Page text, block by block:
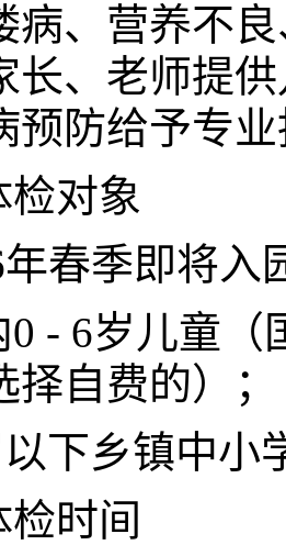
病、营养不
长、老师提
预防给予专
检对象
年春季即将
0 - 6岁儿童
择自费的）；
下乡镇中小
时间